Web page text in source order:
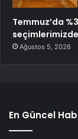
Temmuz’da
Ağustos 5, 2026
En Güncel